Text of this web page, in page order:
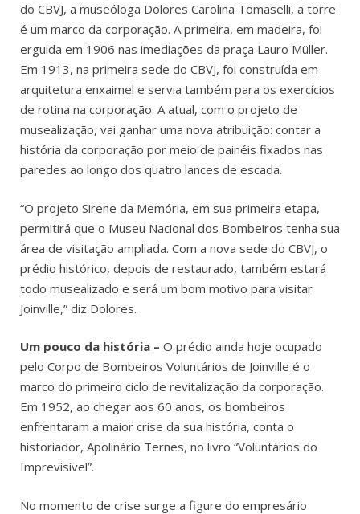
do CBVJ, a museóloga Dolores Carolina Tomaselli, a torre
é um marco da corporação. A primeira, em madeira, foi
erguida em 1906 nas imediações da praça Lauro Müller.
Em 1913, na primeira sede do CBVJ, foi construída em
arquitetura enxaimel e servia também para os exercícios
de rotina na corporação. A atual, com o projeto de
musealização, vai ganhar uma nova atribuição: contar a
história da corporação por meio de painéis fixados nas
paredes ao longo dos quatro lances de escada.
“O projeto Sirene da Memória, em sua primeira etapa,
permitirá que o Museu Nacional dos Bombeiros tenha sua
área de visitação ampliada. Com a nova sede do CBVJ, o
prédio histórico, depois de restaurado, também estará
todo musealizado e será um bom motivo para visitar
Joinville,” diz Dolores.
Um pouco da história – O prédio ainda hoje ocupado
pelo Corpo de Bombeiros Voluntários de Joinville é o
marco do primeiro ciclo de revitalização da corporação.
Em 1952, ao chegar aos 60 anos, os bombeiros
enfrentaram a maior crise da sua história, conta o
historiador, Apolinário Ternes, no livro “Voluntários do
Imprevisível”.
No momento de crise surge a figure do empresário